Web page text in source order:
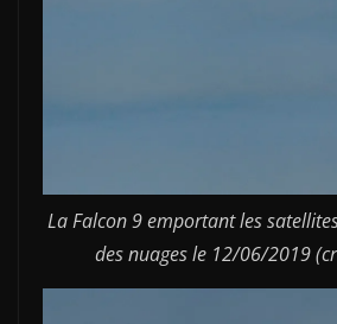
La Falcon 9 emportant les
des nuages le 12/06/2019